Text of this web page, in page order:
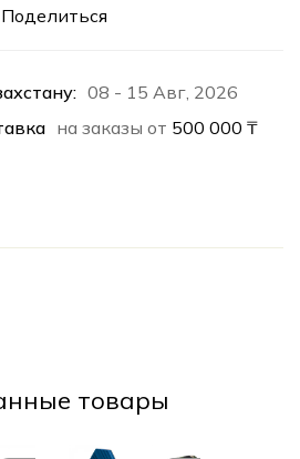
Поделиться
08 - 15 Авг, 2026
на заказы от 500 000 ₸
товары